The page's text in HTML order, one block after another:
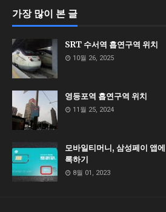
가장 많이 본 글
SRT 수서역 흡연구역 위치
10월 26, 2025
영등포역 흡연구역 위치
11월 25, 2024
모바일티머니, 삼성페이 앱
록하기
8월 01, 2023